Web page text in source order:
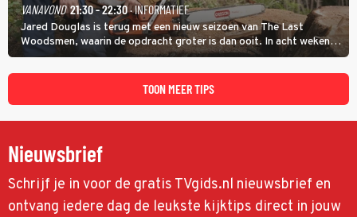
VANAVOND 21:30 - 22:30· INFORMATIEF
Jared Douglas is terug met een nieuw seizoen van The Last
Woodsmen, waarin de opdracht groter is dan ooit. In acht weken
tijd probeert hij een miljoen dollar bij elkaar te vergaren om de
toekomst van het houthakkersbedrijf te verzekeren.
TOON MEER TIPS
Nieuwsbrief
Schrijf je in voor de gratis TVgids.nl nieuwsbrief en
ontvang iedere dag de leukste kijktips direct in jouw